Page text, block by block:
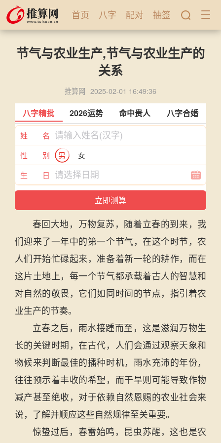
首页 八字 配对 抽签
节气与农业生产,节气与农业生产的
关系
推算网 2025-02-01 16:49:36
八字精批 2026运势 命中贵人 八字合婚
姓 名
性 别
男
女
生 日
春回大地，万物复苏，随着立春的到来，我
们迎来了一年中的第一个节气，在这个时节，农
人们开始忙碌起来，准备着新一轮的耕作，而在
这片土地上，每一个节气都承载着古人的智慧和
对自然的敬畏，它们如同时间的节点，指引着农
业生产的节奏。
立春之后，雨水接踵而至，这是滋润万物生
长的关键时期，在古代，人们会通过观察天象和
物候来判断最佳的播种时机，雨水充沛的年份，
往往预示着丰收的希望，而干旱则可能导致作物
减产甚至绝收，对于依赖自然恩赐的农业社会来
说，了解并顺应这些自然规律至关重要。
惊蛰过后，春雷始鸣，昆虫苏醒，这也是农